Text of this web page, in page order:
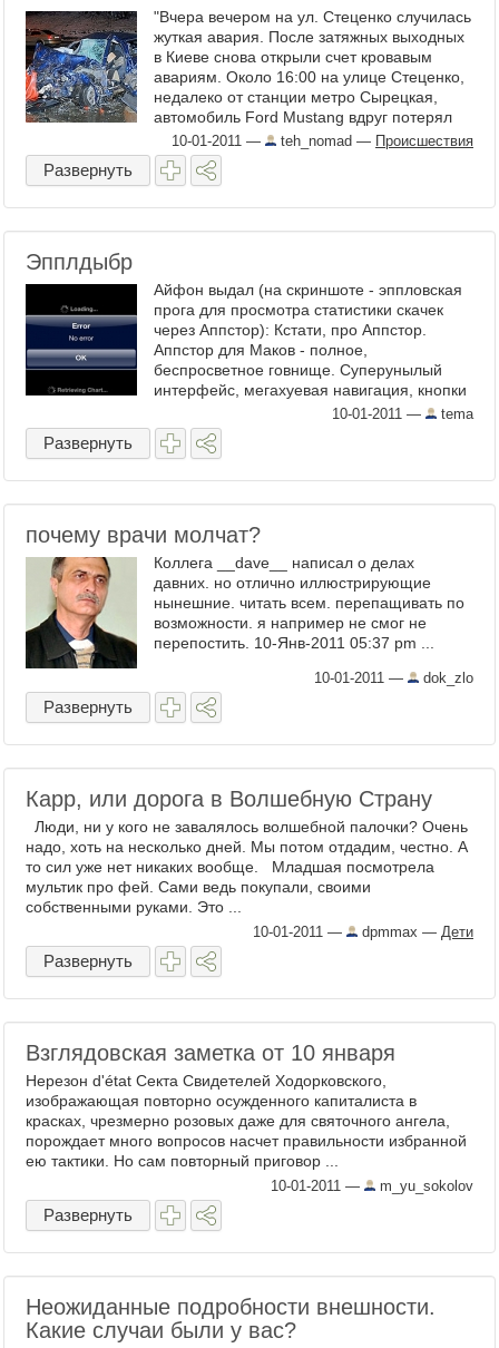
"Вчера вечером на ул. Стеценко случилась
жуткая авария. После затяжных выходных
в Киеве снова открыли счет кровавым
авариям. Около 16:00 на улице Стеценко,
недалеко от станции метро Сырецкая,
автомобиль Ford Mustang вдруг потерял
управление и вылетел ...
10-01-2011 — teh_nomad — Происшествия
Развернуть
Эпплдыбр
Айфон выдал (на скриншоте - эппловская
прога для просмотра статистики скачек
через Аппстор): Кстати, про Аппстор.
Аппстор для Маков - полное,
беспросветное говнище. Суперунылый
интерфейс, мегахуевая навигация, кнопки
закрытия окна на месте ...10-01-2011 — tema
Развернуть
почему врачи молчат?
Коллега __dave__ написал о делах
давних. но отлично иллюстрирующие
нынешние. читать всем. перепащивать по
возможности. я например не смог не
перепостить. 10-Янв-2011 05:37 pm ...
10-01-2011 — dok_zlo
Развернуть
Карр, или дорога в Волшебную Страну
Люди, ни у кого не завалялось волшебной палочки? Очень
надо, хоть на несколько дней. Мы потом отдадим, честно. А
то сил уже нет никаких вообще. Младшая посмотрела
мультик про фей. Сами ведь покупали, своими
собственными руками. Это ...
10-01-2011 — dpmmax — Дети
Развернуть
Взглядовская заметка от 10 января
Нерезон d'état Секта Свидетелей Ходорковского,
изображающая повторно осужденного капиталиста в
красках, чрезмерно розовых даже для святочного ангела,
порождает много вопросов насчет правильности избранной
ею тактики. Но сам повторный приговор ...
10-01-2011 — m_yu_sokolov
Развернуть
Неожиданные подробности внешности.
Какие случаи были у вас?